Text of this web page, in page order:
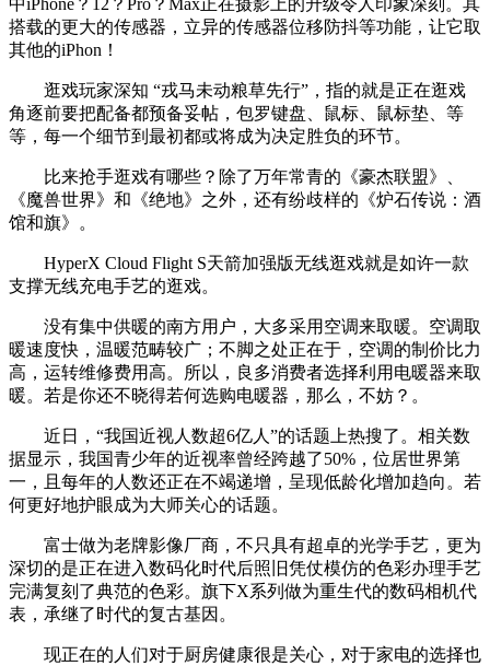
搭载的更大的传感器，立异的传感器位移防抖等功能，让它取
其他的iPhon！
逛戏玩家深知 “戎马未动粮草先行”，指的就是正在逛戏
角逐前要把配备都预备妥帖，包罗键盘、鼠标、鼠标垫、等
等，每一个细节到最初都或将成为决定胜负的环节。
比来抢手逛戏有哪些？除了万年常青的《豪杰联盟》、
《魔兽世界》和《绝地》之外，还有纷歧样的《炉石传说：酒
馆和旗》。
HyperX Cloud Flight S天箭加强版无线逛戏就是如许一款
支撑无线充电手艺的逛戏。
没有集中供暖的南方用户，大多采用空调来取暖。空调取
暖速度快，温暖范畴较广；不脚之处正在于，空调的制价比力
高，运转维修费用高。所以，良多消费者选择利用电暖器来取
暖。若是你还不晓得若何选购电暖器，那么，不妨？。
近日，“我国近视人数超6亿人”的话题上热搜了。相关数
据显示，我国青少年的近视率曾经跨越了50%，位居世界第
一，且每年的人数还正在不竭递增，呈现低龄化增加趋向。若
何更好地护眼成为大师关心的话题。
富士做为老牌影像厂商，不只具有超卓的光学手艺，更为
深切的是正在进入数码化时代后照旧凭仗模仿的色彩办理手艺
完满复刻了典范的色彩。旗下X系列做为重生代的数码相机代
表，承继了时代的复古基因。
现正在的人们对于厨房健康很是关心，对于家电的选择也